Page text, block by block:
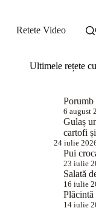
Retete Video
Ultimele rețete
Porumb
6 august
Gulaș
cartofi
24 iulie
Pui
23 iulie
Salată
16 iulie
Plăcintă
14 iulie